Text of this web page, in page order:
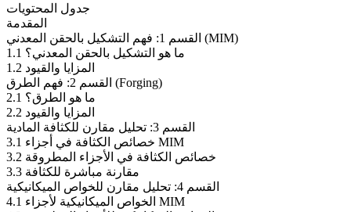
جدول المحتويات
المقدمة
القسم 1: فهم التشكيل بالحقن المعدني (MIM)
1.1 ما هو التشكيل بالحقن المعدني؟
1.2 المزايا والقيود
القسم 2: فهم الطرق (Forging)
2.1 ما هو الطرق؟
2.2 المزايا والقيود
القسم 3: تحليل مقارن للكثافة المادية
3.1 خصائص الكثافة في أجزاء MIM
3.2 خصائص الكثافة في الأجزاء المطروقة
3.3 مقارنة مباشرة للكثافة
القسم 4: تحليل مقارن للخواص الميكانيكية
4.1 الخواص الميكانيكية لأجزاء MIM